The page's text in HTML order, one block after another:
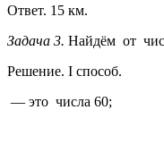
Ответ. 15 км.
Задача 3. Найдём от
Решение. I способ.
— это числа 60;